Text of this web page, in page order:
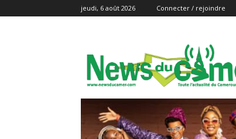
jeudi, 6 août 2026 Connecter / rejoindre